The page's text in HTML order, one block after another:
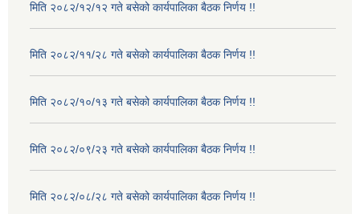
मिति २०८२/१२/१२ गते बसेको कार्यपालिका बैठक निर्णय !!
मिति २०८२/११/२८ गते बसेको कार्यपालिका बैठक निर्णय !!
मिति २०८२/१०/१३ गते बसेको कार्यपालिका बैठक निर्णय !!
मिति २०८२/०९/२३ गते बसेको कार्यपालिका बैठक निर्णय !!
मिति २०८२/०८/२८ गते बसेको कार्यपालिका बैठक निर्णय !!